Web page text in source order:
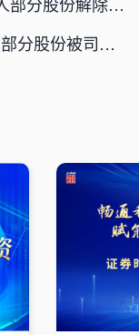
罗欣药业：关于合计持有5%以上股东部分股份被司法冻结的公告